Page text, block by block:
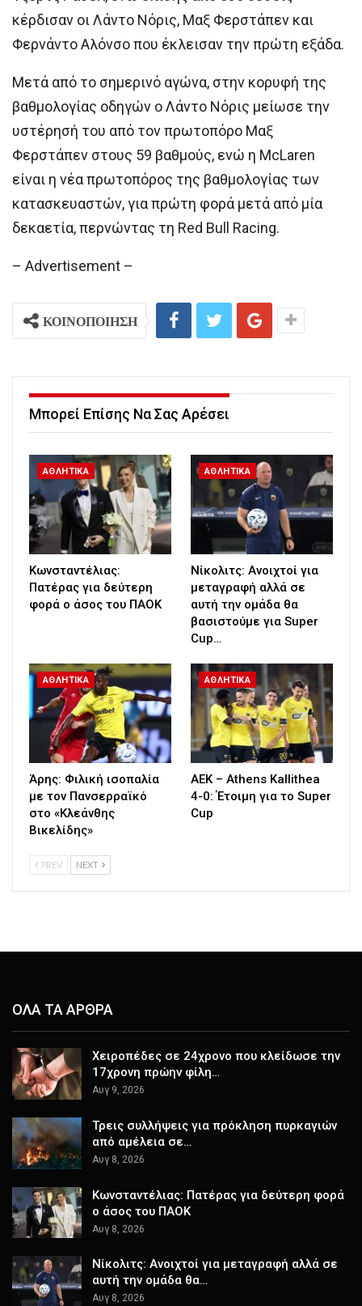
κέρδισαν οι Λάντο Νόρις, Μαξ Φερστάπεν και
Φερνάντο Αλόνσο που έκλεισαν την πρώτη εξάδα.
Μετά από το σημερινό αγώνα, στην κορυφή της
βαθμολογίας οδηγών ο Λάντο Νόρις μείωσε την
υστέρησή του από τον πρωτοπόρο Μαξ
Φερστάπεν στους 59 βαθμούς, ενώ η McLaren
είναι η νέα πρωτοπόρος της βαθμολογίας των
κατασκευαστών, για πρώτη φορά μετά από μία
δεκαετία, περνώντας τη Red Bull Racing.
– Advertisement –
ΚΟΙΝΟΠΟΙΗΣΗ
Μπορεί Επίσης Να Σας Αρέσει
ΑΘΛΗΤΙΚΑ
Κωνσταντέλιας:
Πατέρας για δεύτερη
φορά ο άσος του ΠΑΟΚ
ΑΘΛΗΤΙΚΑ
Νίκολιτς: Ανοιχτοί για
μεταγραφή αλλά σε
αυτή την ομάδα θα
βασιστούμε για Super
Cup…
ΑΘΛΗΤΙΚΑ
Άρης: Φιλική ισοπαλία
με τον Πανσερραϊκό
στο «Κλεάνθης
Βικελίδης»
ΑΘΛΗΤΙΚΑ
ΑΕΚ – Athens Kallithea
4-0: Έτοιμη για το Super
Cup
PREV NEXT
ΟΛΑ ΤΑ ΑΡΘΡΑ
Χειροπέδες σε 24χρονο που κλείδωσε την
17χρονη πρώην φίλη…
Αυγ 9, 2026
Τρεις συλλήψεις για πρόκληση πυρκαγιών
από αμέλεια σε…
Αυγ 8, 2026
Κωνσταντέλιας: Πατέρας για δεύτερη φορά
ο άσος του ΠΑΟΚ
Αυγ 8, 2026
Νίκολιτς: Ανοιχτοί για μεταγραφή αλλά σε
αυτή την ομάδα θα…
Αυγ 8, 2026